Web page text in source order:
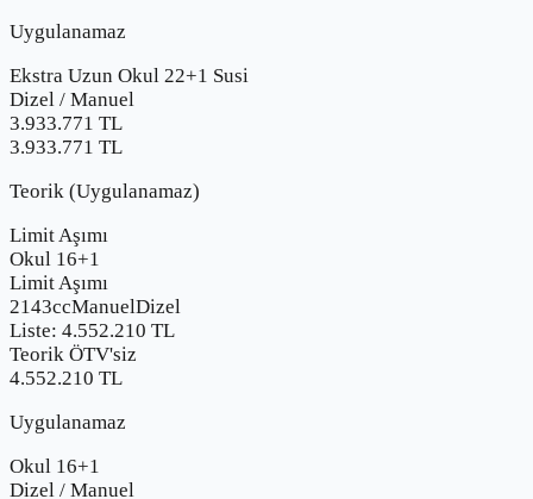
Uygulanamaz
Ekstra Uzun Okul 22+1 Susi
Dizel / Manuel
3.933.771 TL
3.933.771 TL
Teorik (Uygulanamaz)
Limit Aşımı
Okul 16+1
Limit Aşımı
2143ccManuelDizel
Liste: 4.552.210 TL
Teorik ÖTV'siz
4.552.210 TL
Uygulanamaz
Okul 16+1
Dizel / Manuel